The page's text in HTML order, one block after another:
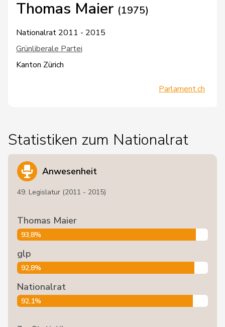
Thomas Maier (1975)
Nationalrat 2011 - 2015
Grünliberale Partei
Kanton Zürich
Parlament.ch
Statistiken zum Nationalrat
Anwesenheit
49. Legislatur (2011 - 2015)
Thomas Maier
93,8%
glp
92,8%
Nationalrat
92,1%